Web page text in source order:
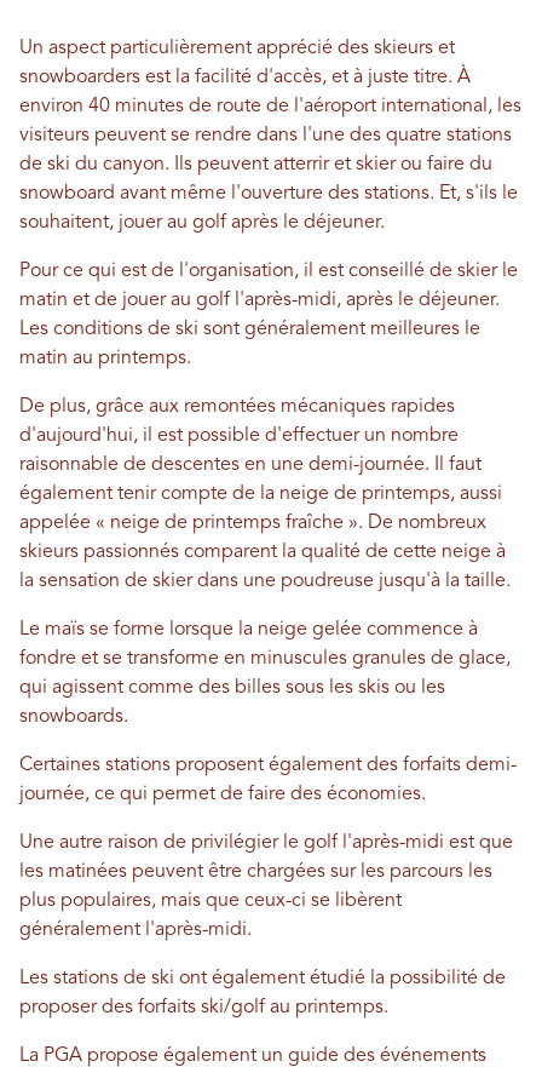
Un aspect particulièrement apprécié des skieurs et
snowboarders est la facilité d'accès, et à juste titre. À
environ 40 minutes de route de l'aéroport international, les
visiteurs peuvent se rendre dans l'une des quatre stations
de ski du canyon. Ils peuvent atterrir et skier ou faire du
snowboard avant même l'ouverture des stations. Et, s'ils le
souhaitent, jouer au golf après le déjeuner.
Pour ce qui est de l'organisation, il est conseillé de skier le
matin et de jouer au golf l'après-midi, après le déjeuner.
Les conditions de ski sont généralement meilleures le
matin au printemps.
De plus, grâce aux remontées mécaniques rapides
d'aujourd'hui, il est possible d'effectuer un nombre
raisonnable de descentes en une demi-journée. Il faut
également tenir compte de la neige de printemps, aussi
appelée « neige de printemps fraîche ». De nombreux
skieurs passionnés comparent la qualité de cette neige à
la sensation de skier dans une poudreuse jusqu'à la taille.
Le maïs se forme lorsque la neige gelée commence à
fondre et se transforme en minuscules granules de glace,
qui agissent comme des billes sous les skis ou les
snowboards.
Certaines stations proposent également des forfaits demi-
journée, ce qui permet de faire des économies.
Une autre raison de privilégier le golf l'après-midi est que
les matinées peuvent être chargées sur les parcours les
plus populaires, mais que ceux-ci se libèrent
généralement l'après-midi.
Les stations de ski ont également étudié la possibilité de
proposer des forfaits ski/golf au printemps.
La PGA propose également un guide des événements